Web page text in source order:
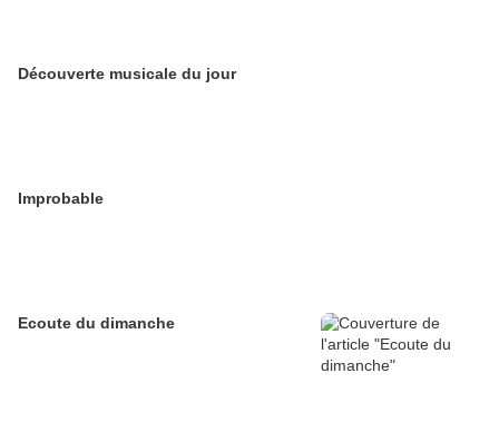
Découverte musicale du jour
Improbable
Ecoute du dimanche